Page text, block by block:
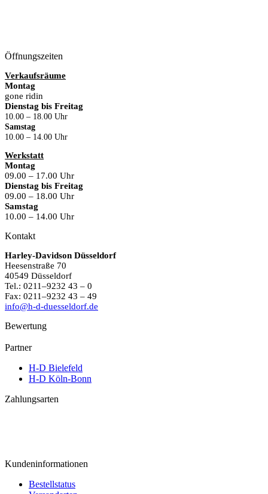
Öffnungszeiten
Verkaufsräume
Montag
gone ridin
Dienstag bis Freitag
10.00 – 18.00 Uhr
Samstag
10.00 – 14.00 Uhr
Werkstatt
Montag
09.00 – 17.00 Uhr
Dienstag bis Freitag
09.00 – 18.00 Uhr
Samstag
10.00 – 14.00 Uhr
Kontakt
Harley-Davidson Düsseldorf
Heesenstraße 70
40549 Düsseldorf
Tel.: 0211–9232 43 – 0
Fax: 0211–9232 43 – 49
info@h-d-duesseldorf.de
Bewertung
Partner
H-D Bielefeld
H-D Köln-Bonn
Zahlungsarten
Kundeninformationen
Bestellstatus